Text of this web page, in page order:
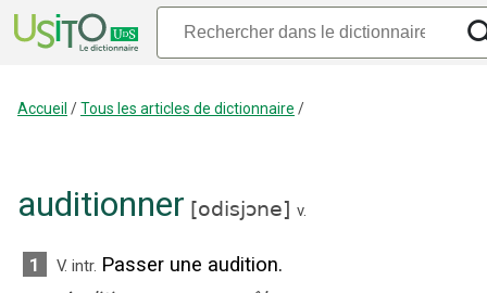
Accueil /Tous les articles de dictionnaire /
auditionner [odisjɔne] v.
1 V. intr. Passer une audition.